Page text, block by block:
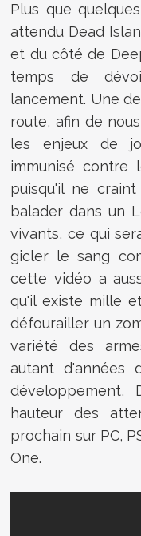
Plus que
attendu Dead
et du côté de
temps de
lancement. Une
route, afin de
les enjeux de
immunisé contre
puisqu'il ne
balader dans un
vivants, ce qui
gicler le sang
cette vidéo a
qu'il existe mille
défourailler un
variété des
autant d'années
hauteur des
prochain sur PC,
One.